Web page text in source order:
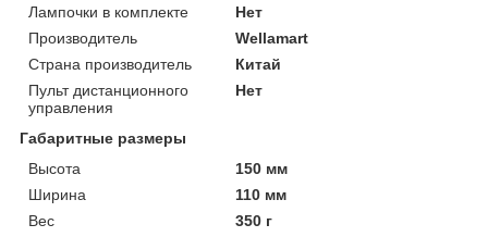
Лампочки в комплекте
Нет
Производитель
Wellamart
Страна производитель
Китай
Пульт дистанционного
управления
Нет
Габаритные размеры
Высота
150 мм
Ширина
110 мм
Вес
350 г